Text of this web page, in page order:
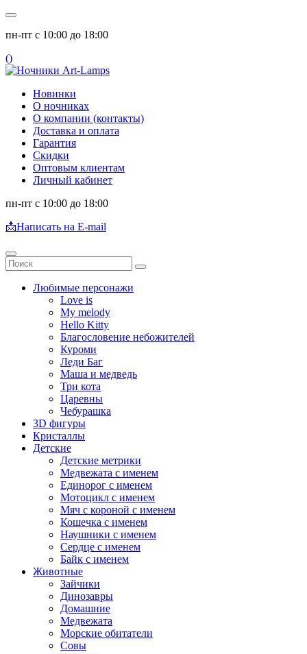
пн-пт с 10:00 до 18:00
()
Новинки
О ночниках
О компании (контакты)
Доставка и оплата
Гарантия
Скидки
Оптовым клиентам
Личный кабинет
пн-пт с 10:00 до 18:00
📩Написать на E-mail
Любимые персонажи
Love is
My melody
Hello Kitty
Благословение небожителей
Куроми
Леди Баг
Маша и медведь
Три кота
Царевны
Чебурашка
3D фигуры
Кристаллы
Детские
Детские метрики
Медвежата с именем
Единорог с именем
Мотоцикл с именем
Мяч с короной с именем
Кошечка с именем
Наушники с именем
Сердце с именем
Байк с именем
Животные
Зайчики
Динозавры
Домашние
Медвежата
Морские обитатели
Совы